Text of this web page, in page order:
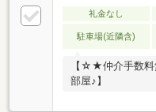
礼金なし
駐車場(近隣含)
【☆★仲介手数
部屋♪】